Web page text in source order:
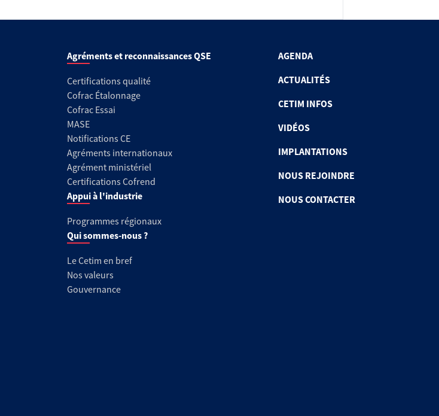
Agréments et reconnaissances QSE
Certifications qualité
Cofrac Étalonnage
Cofrac Essai
MASE
Notifications CE
Agréments internationaux
Agrément ministériel
Certifications Cofrend
Appui à l'industrie
Programmes régionaux
Qui sommes-nous ?
Le Cetim en bref
Nos valeurs
Gouvernance
AGENDA
ACTUALITÉS
CETIM INFOS
VIDÉOS
IMPLANTATIONS
NOUS REJOINDRE
NOUS CONTACTER